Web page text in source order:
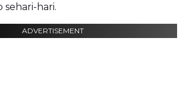
sehari-hari.
ADVERTISEMENT